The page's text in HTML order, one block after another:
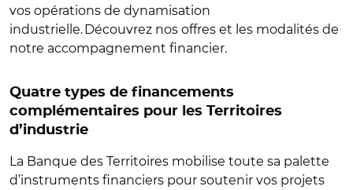
vos opérations de dynamisation
industrielle. Découvrez nos offres et les modalités de
notre accompagnement financier.
Quatre types de financements
complémentaires pour les Territoires
d’industrie
La Banque des Territoires mobilise toute sa palette
d’instruments financiers pour soutenir vos projets